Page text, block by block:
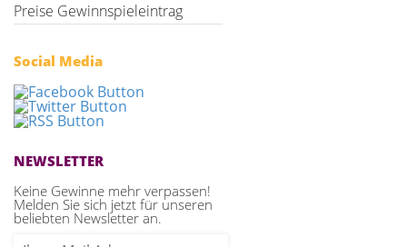
Preise Gewinnspieleintrag
Social Media
NEWSLETTER
Keine Gewinne mehr verpassen!
Melden Sie sich jetzt für unseren
beliebten Newsletter an.